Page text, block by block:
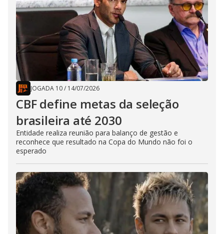
JOGADA 10/ 14/07/2026
CBF define metas da seleção
brasileira até 2030
Entidade realiza reunião para balanço de gestão e
reconhece que resultado na Copa do Mundo não foi o
esperado